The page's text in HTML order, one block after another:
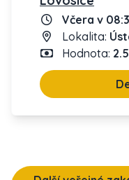
Včera v
Lokalita:
Hodnota: